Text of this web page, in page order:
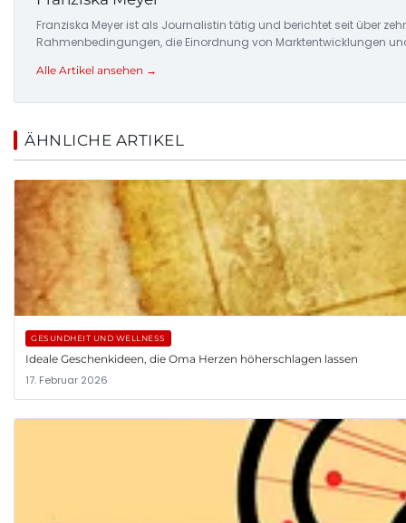
Franziska Meyer ist als Journalistin tätig und berichtet seit über
Rahmenbedingungen, die Einordnung von Marktentwicklungen
Alle Artikel ansehen →
ÄHNLICHE ARTIKEL
GESUNDHEIT UND WELLNESS
Ideale Geschenkideen, die Oma Herzen höherschlagen lassen
17. Februar 2026